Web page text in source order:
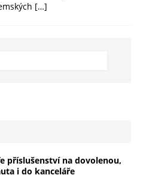
[…]
příslušenství na dovolenou,
i do kanceláře